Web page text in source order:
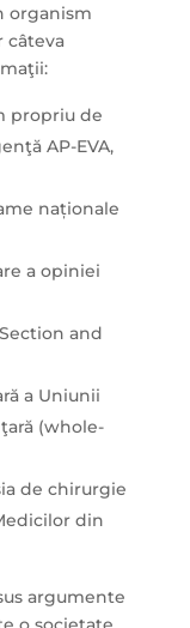
organism
câteva
propriu de
AP-EVA,
naționale
a opiniei
and
a Uniunii
(whole-
de chirurgie
din
argumente